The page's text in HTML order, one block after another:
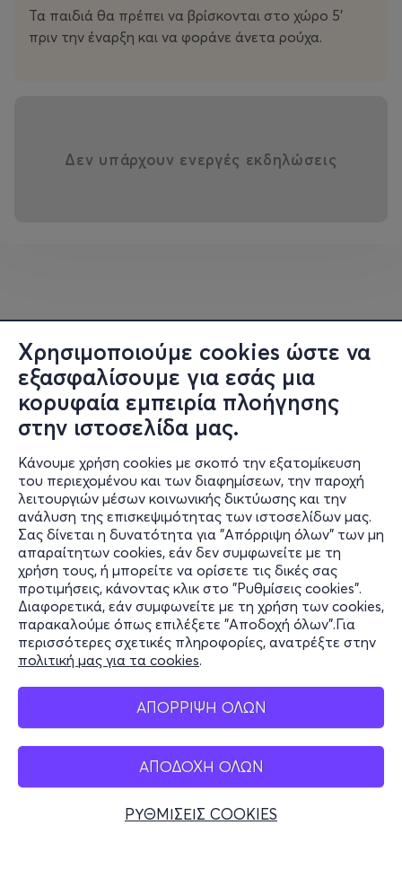
Χρησιμοποιούμε cookies ώστε να
εξασφαλίσουμε για εσάς μια
κορυφαία εμπειρία πλοήγησης
στην ιστοσελίδα μας.
Κάνουμε χρήση cookies με σκοπό την εξατομίκευση
του περιεχομένου και των διαφημίσεων, την παροχή
λειτουργιών μέσων κοινωνικής δικτύωσης και την
ανάλυση της επισκεψιμότητας των ιστοσελίδων μας.
Σας δίνεται η δυνατότητα για "Απόρριψη όλων" των μη
απαραίτητων cookies, εάν δεν συμφωνείτε με τη
χρήση τους, ή μπορείτε να ορίσετε τις δικές σας
προτιμήσεις, κάνοντας κλικ στο "Ρυθμίσεις cookies".
Διαφορετικά, εάν συμφωνείτε με τη χρήση των cookies,
παρακαλούμε όπως επιλέξετε "Αποδοχή όλων".Για
περισσότερες σχετικές πληροφορίες, ανατρέξτε στην
πολιτική μας για τα cookies.
ΑΠΟΡΡΙΨΗ ΟΛΩΝ
ΑΠΟΔΟΧΗ ΟΛΩΝ
ΡΥΘΜΙΣΕΙΣ COOKIES
Σε ποιους απευθύνεται: Παιδιά ηλικίας 5-10 ετών
Κόστος: 15€ /παιδί και 25€ για τα αδέρφια (2 παιδιά)
***Το εργαστήριο το παρακολουθούν τα παιδιά χωρίς
Τα παιδιά θα πρέπει να βρίσκονται στο χώρο 5'
πριν την έναρξη και να φοράνε άνετα ρούχα.
Δεν υπάρχουν ενεργές εκδηλώσεις
Πληροφορίες
Υποστήριξη
Stay Connected
Mobile app